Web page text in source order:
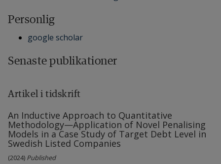
Personlig
google scholar
Senaste publikationer
Artikel i tidskrift
An Inductive Approach to Quantitative
Methodology—Application of Novel Penalising
Models in a Case Study of Target Debt Level in
Swedish Listed Companies
(2024) Published